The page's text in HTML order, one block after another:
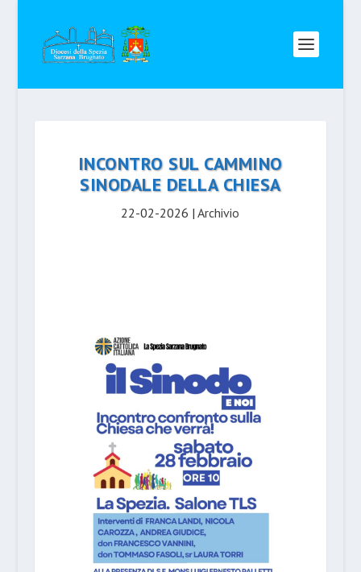
INCONTRO SUL CAMMINO
SINODALE DELLA CHIESA
22-02-2026 |Archivio